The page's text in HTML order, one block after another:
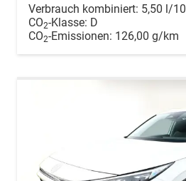
Verbrauch kombiniert: 5,50 l/
CO2-Klasse: D
CO2-Emissionen: 126,00 g/km